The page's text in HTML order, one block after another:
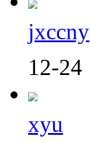
jxccny
12-24
xyu